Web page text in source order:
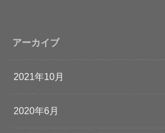
アーカイブ
2021年10月
2020年6月